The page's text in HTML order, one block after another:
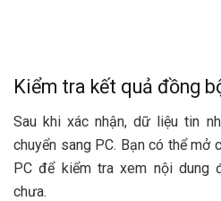
Kiểm tra kết quả đồng
Sau khi xác nhận, dữ liệu tin
chuyển sang PC. Bạn có thể mở
PC để kiểm tra xem nội
chưa.